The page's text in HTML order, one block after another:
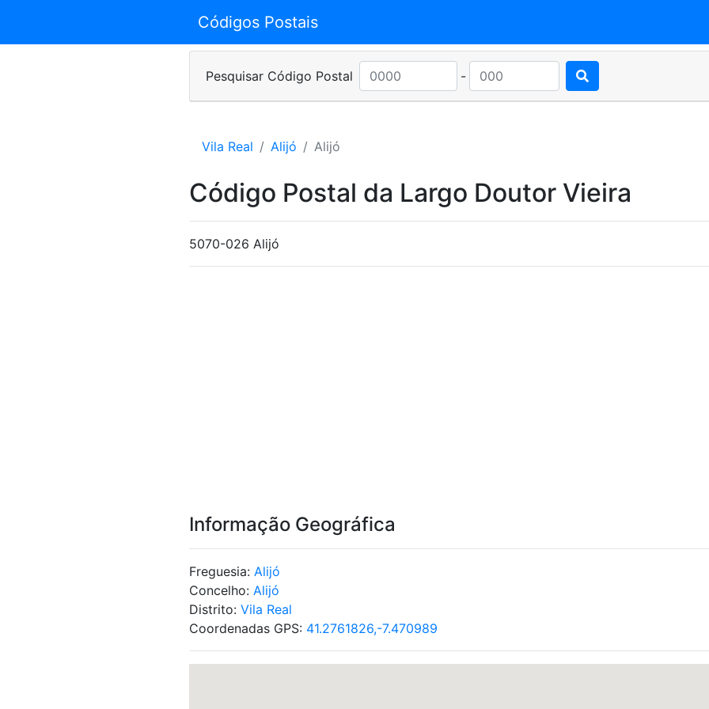
Códigos Postais
Pesquisar Código Postal -
Vila Real Alijó Alijó
Código Postal da Largo Doutor Vieira
5070-026 Alijó
Informação Geográfica
Freguesia: Alijó
Concelho: Alijó
Distrito: Vila Real
Coordenadas GPS: 41.2761826,-7.470989